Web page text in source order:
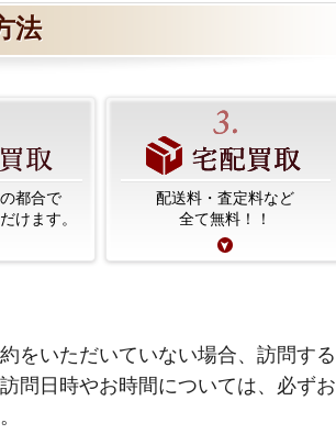
法
都合で
けます。
配送料・査定料など
全て無料！！
をいただいていない場合、訪問する
問日時やお時間については、必ずお